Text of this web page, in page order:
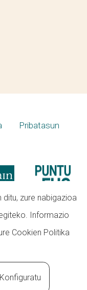
Pribatasun
zure nabigazioa
Informazio
Cookien Politika
Konfiguratu